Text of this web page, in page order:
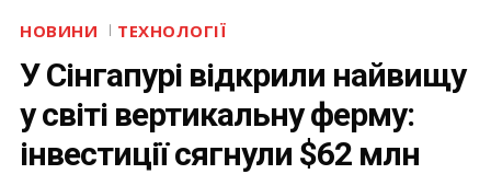
НОВИНИ ТЕХНОЛОГІЇ
У Сінгапурі відкрили найвищу
у світі вертикальну ферму:
інвестиції сягнули $62 млн